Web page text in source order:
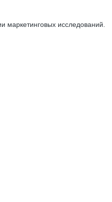
маркетинговых исследований.